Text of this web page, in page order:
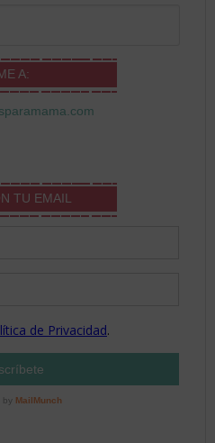
A:
TU EMAIL